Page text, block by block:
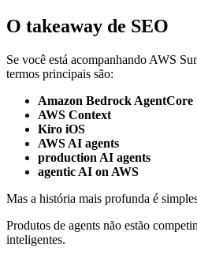
O takeaway de SEO
Se você está acompanhando AWS
termos principais são:
Amazon Bedrock AgentCore
AWS Context
Kiro iOS
AWS AI agents
production AI agents
agentic AI on AWS
Mas a história mais profunda é
Produtos de agents não estão
inteligentes.